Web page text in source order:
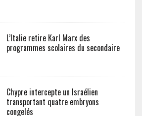
L’Italie retire Karl Marx des
programmes scolaires du secondaire
Chypre intercepte un Israélien
transportant quatre embryons
congelés